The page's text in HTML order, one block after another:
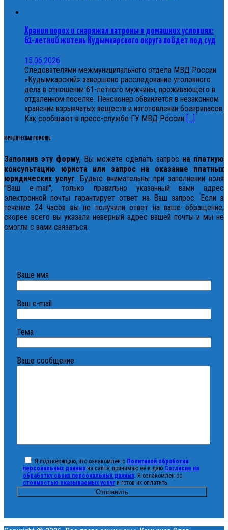
Хранил порох и снаряжал патроны в домашних условиях:
61-летний житель Кудымкарского округа пойдет под суд
15.06.2026
Следователями межмуниципального отдела МВД России
«Кудымкарский» завершено расследование уголовного
дела в отношении 61-летнего мужчины, проживающего в
отдаленном поселке. Пенсионер обвиняется в незаконном
хранении взрывчатых веществ и изготовлении боеприпасов.
Как сообщают в пресс-службе ГУ МВД России [...]
ЮРИДИЧЕСКАЯ ПОМОЩЬ
Заполнив эту форму, Вы можете сделать запрос на платную
консультацию юриста или запрос на оказание платных
юридических услуг. Будьте внимательны при заполнении поля
"Ваш e-mail", только правильно указанный вами адрес
электронной почты гарантирует ответ на Ваш запрос. Если в
течение 24 часов вы не получили ответ на ваше обращение,
скорее всего вы указали неверный адрес вашей почты и мы не
смогли с вами связаться.
Ваше имя
Ваш e-mail
Тема
Ваше сообщение
Я подтверждаю, что ознакомлен с Политикой обработки
персональных данных на сайте, принимаю ее и даю Согласие на
обработку своих персональных данных. Я ознакомлен со
стоимостью оказываемых услуг и готов их оплатить.